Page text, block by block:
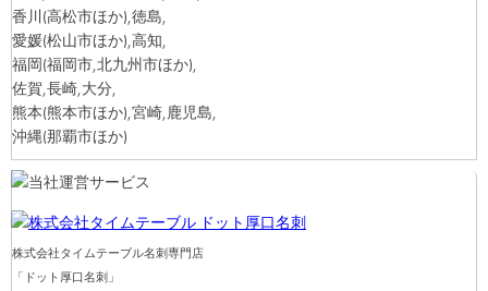
香川(高松市ほか),徳島,
愛媛(松山市ほか),高知,
福岡(福岡市,北九州市ほか),
佐賀,長崎,大分,
熊本(熊本市ほか),宮崎,鹿児島,
沖縄(那覇市ほか)
株式会社タイムテーブル名刺専門店
「ドット厚口名刺」